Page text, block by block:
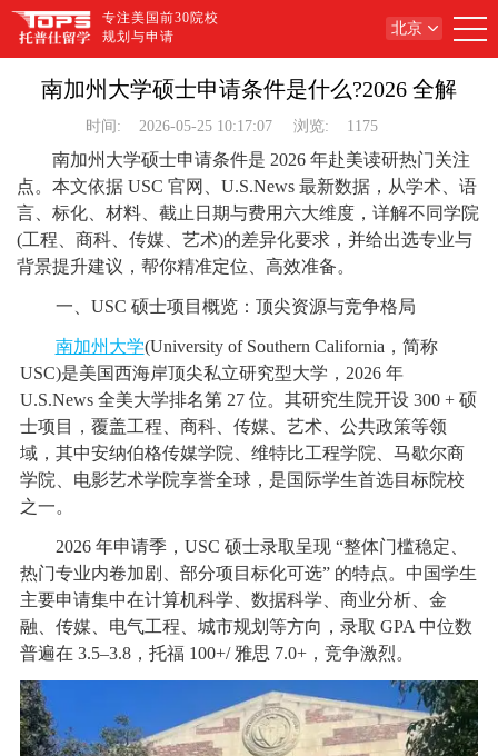
专注美国前30院校
规划与申请
北京
南加州大学硕士申请条件是什么?2026 全解
时间: 2026-05-25 10:17:07 浏览: 1175
南加州大学硕士申请条件是 2026 年赴美读研热门关注
点。本文依据 USC 官网、U.S.News 最新数据，从学术、语
言、标化、材料、截止日期与费用六大维度，详解不同学院
(工程、商科、传媒、艺术)的差异化要求，并给出选专业与
背景提升建议，帮你精准定位、高效准备。
一、USC 硕士项目概览：顶尖资源与竞争格局
南加州大学(University of Southern California，简称
USC)是美国西海岸顶尖私立研究型大学，2026 年
U.S.News 全美大学排名第 27 位。其研究生院开设 300 + 硕
士项目，覆盖工程、商科、传媒、艺术、公共政策等领
域，其中安纳伯格传媒学院、维特比工程学院、马歇尔商
学院、电影艺术学院享誉全球，是国际学生首选目标院校
之一。
2026 年申请季，USC 硕士录取呈现 “整体门槛稳定、
热门专业内卷加剧、部分项目标化可选” 的特点。中国学生
主要申请集中在计算机科学、数据科学、商业分析、金
融、传媒、电气工程、城市规划等方向，录取 GPA 中位数
普遍在 3.5–3.8，托福 100+/ 雅思 7.0+，竞争激烈。